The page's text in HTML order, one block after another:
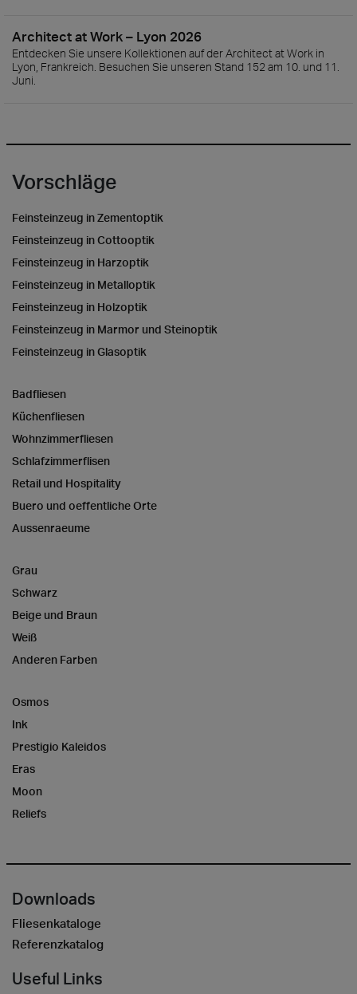
Architect at Work – Lyon 2026
Entdecken Sie unsere Kollektionen auf der Architect at Work in
Lyon, Frankreich. Besuchen Sie unseren Stand 152 am 10. und 11.
Juni.
Vorschläge
Feinsteinzeug in Zementoptik
Feinsteinzeug in Cottooptik
Feinsteinzeug in Harzoptik
Feinsteinzeug in Metalloptik
Feinsteinzeug in Holzoptik
Feinsteinzeug in Marmor und Steinoptik
Feinsteinzeug in Glasoptik
Badfliesen
Küchenfliesen
Wohnzimmerfliesen
Schlafzimmerflisen
Retail und Hospitality
Buero und oeffentliche Orte
Aussenraeume
Grau
Schwarz
Beige und Braun
Weiß
Anderen Farben
Osmos
Ink
Prestigio Kaleidos
Eras
Moon
Reliefs
Downloads
Fliesenkataloge
Referenzkatalog
Useful Links